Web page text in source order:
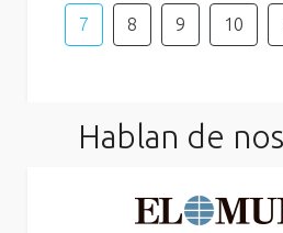
7 8 9 10
Hablan de